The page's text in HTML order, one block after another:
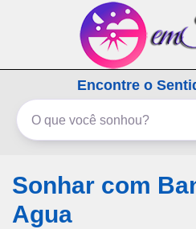
emSonho.com
Os sonhos significam
Encontre o
Sonhar com
Agua